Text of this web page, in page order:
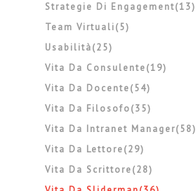
Strategie Di Engagement(13)
Team Virtuali(5)
Usabilità(25)
Vita Da Consulente(19)
Vita Da Docente(54)
Vita Da Filosofo(35)
Vita Da Intranet Manager(58)
Vita Da Lettore(29)
Vita Da Scrittore(28)